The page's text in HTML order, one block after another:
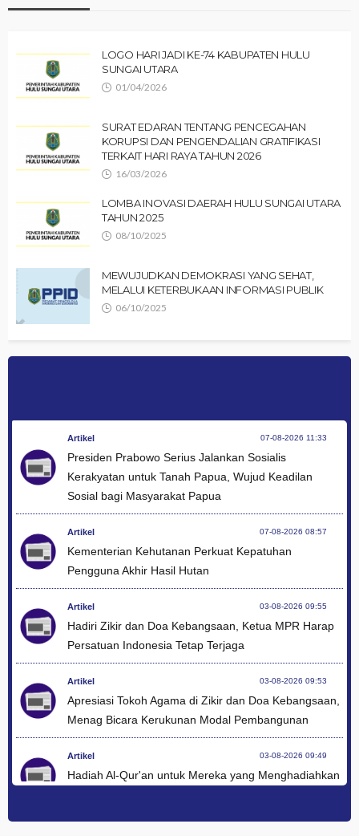
LOGO HARI JADI KE-74 KABUPATEN HULU
SUNGAI UTARA
01/04/2026
SURAT EDARAN TENTANG PENCEGAHAN
KORUPSI DAN PENGENDALIAN GRATIFIKASI
TERKAIT HARI RAYA TAHUN 2026
16/03/2026
LOMBA INOVASI DAERAH HULU SUNGAI UTARA
TAHUN 2025
08/10/2025
MEWUJUDKAN DEMOKRASI YANG SEHAT,
MELALUI KETERBUKAAN INFORMASI PUBLIK
06/10/2025
Artikel 07-08-2026 11:33
Presiden Prabowo Serius Jalankan Sosialis
Kerakyatan untuk Tanah Papua, Wujud Keadilan
Sosial bagi Masyarakat Papua
Artikel 07-08-2026 08:57
Kementerian Kehutanan Perkuat Kepatuhan
Pengguna Akhir Hasil Hutan
Artikel 03-08-2026 09:55
Hadiri Zikir dan Doa Kebangsaan, Ketua MPR Harap
Persatuan Indonesia Tetap Terjaga
Artikel 03-08-2026 09:53
Apresiasi Tokoh Agama di Zikir dan Doa Kebangsaan,
Menag Bicara Kerukunan Modal Pembangunan
Artikel 03-08-2026 09:49
Hadiah Al-Qur'an untuk Mereka yang Menghadiahkan